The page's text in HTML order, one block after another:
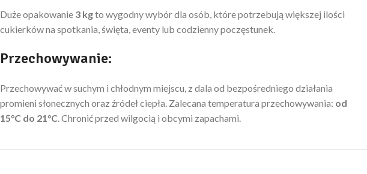
Duże opakowanie 3 kgto wygodny wybór dla osób, które potrzebują większej ilości
cukierków na spotkania, święta, eventy lub codzienny poczęstunek.
Przechowywanie:
Przechowywać w suchym i chłodnym miejscu, z dala od bezpośredniego działania
promieni słonecznych oraz źródeł ciepła. Zalecana temperatura przechowywania: od
15°C do 21°C. Chronić przed wilgocią i obcymi zapachami.